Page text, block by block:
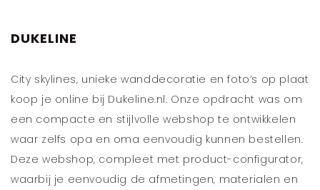
DUKELINE
City skylines, unieke wanddecoratie en foto’s op plaat
koop je online bij Dukeline.nl. Onze opdracht was om
een compacte en stijlvolle webshop te ontwikkelen
waar zelfs opa en oma eenvoudig kunnen bestellen.
Deze webshop, compleet met product-configurator,
waarbij je eenvoudig de afmetingen, materialen en